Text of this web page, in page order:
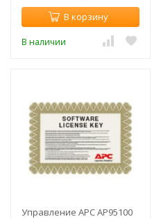
В корзину
В наличии
Управление APC AP95100